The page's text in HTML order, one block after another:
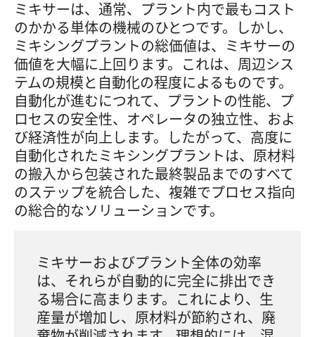
ミキサーは、通常、プラント内で最もコスト
のかかる単体の機械のひとつです。しかし、
ミキシングプラントの総価値は、ミキサーの
価値を大幅に上回ります。これは、周辺シス
テムの規模と自動化の程度によるものです。
自動化が進むにつれて、プラントの性能、プ
ロセスの安全性、オペレータの独立性、およ
び経済性が向上します。したがって、高度に
自動化されたミキシングプラントは、原材料
の搬入から包装された最終製品までのすべて
のステップを統合した、複雑でプロセス指向
の総合的なソリューションです。
ミキサーおよびプラント全体の効率
は、それらが自動的に完全に排出でき
る場合に高まります。これにより、生
産量が増加し、原材料が節約され、廃